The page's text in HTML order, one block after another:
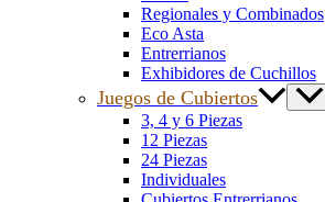
Regionales y Combinados
Eco Asta
Entrerrianos
Exhibidores de Cuchillos
Juegos de Cubiertos
3, 4 y 6 Piezas
12 Piezas
24 Piezas
Individuales